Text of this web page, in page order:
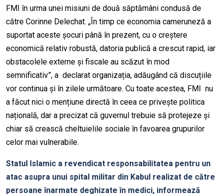
FMI în urma unei misiuni de două săptămâni condusă de
către Corinne Delechat. „În timp ce economia cameruneză a
suportat aceste șocuri până în prezent, cu o creștere
economică relativ robustă, datoria publică a crescut rapid, iar
obstacolele externe și fiscale au scăzut în mod
semnificativ”, a declarat organizația, adăugând că discuțiile
vor continua și în zilele următoare. Cu toate acestea, FMI nu
a făcut nici o mențiune directă în ceea ce privește politica
națională, dar a precizat că guvernul trebuie să protejeze și
chiar să crească cheltuielile sociale în favoarea grupurilor
celor mai vulnerabile.
Statul Islamic a revendicat responsabilitatea pentru un
atac asupra unui spital militar din Kabul realizat de către
persoane înarmate deghizate în medici, informează